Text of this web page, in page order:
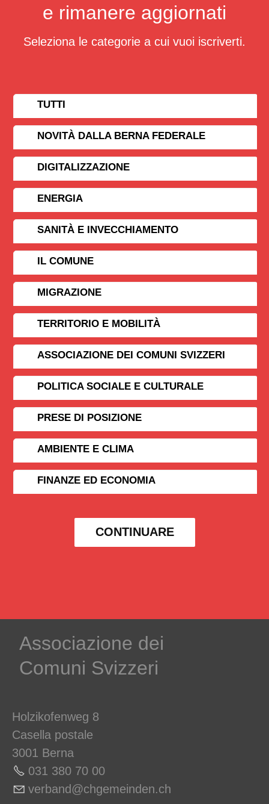
e rimanere aggiornati
Seleziona le categorie a cui vuoi iscriverti.
TUTTI
NOVITÀ DALLA BERNA FEDERALE
DIGITALIZZAZIONE
ENERGIA
SANITÀ E INVECCHIAMENTO
IL COMUNE
MIGRAZIONE
TERRITORIO E MOBILITÀ
ASSOCIAZIONE DEI COMUNI SVIZZERI
POLITICA SOCIALE E CULTURALE
PRESE DI POSIZIONE
AMBIENTE E CLIMA
FINANZE ED ECONOMIA
CONTINUARE
Associazione dei
Comuni Svizzeri
Holzikofenweg 8
Casella postale
3001 Berna
031 380 70 00
v rb nd chg m nd n ch